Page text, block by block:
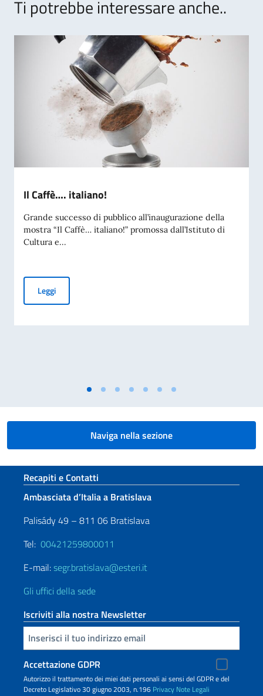
Ti potrebbe interessare anche..
Il Caffè…. italiano!
Grande successo di pubblico all’inaugurazione della
mostra “Il Caffè… italiano!” promossa dall’Istituto di
Cultura e...
LeggiIl Caffè…. italiano!
Naviga nella sezione
Sezione footer
Recapiti e Contatti
Ambasciata d’Italia a Bratislava
Palisády 49 – 811 06 Bratislava
Tel: 00421259800011
E-mail:segr.bratislava@esteri.it
Gli uffici della sede
Iscriviti alla nostra Newsletter
Inserisci la tua email
Accettazione GDPR
Autorizzo il trattamento dei miei dati personali ai sensi del GDPR e del
Decreto Legislativo 30 giugno 2003, n.196 Privacy Note Legali